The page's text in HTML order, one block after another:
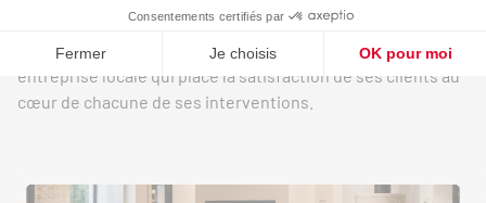
assuré avant, pendant et après les travaux.
Découvrez leurs avis et laissez-vous convaincre par une
entreprise locale qui place la satisfaction de ses clients au
cœur de chacune de ses interventions.